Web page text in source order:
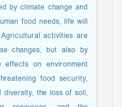
by climate change and
food needs, life will
activities are
changes, but also by
effects on environment
food security,
diversity, the loss of soil,